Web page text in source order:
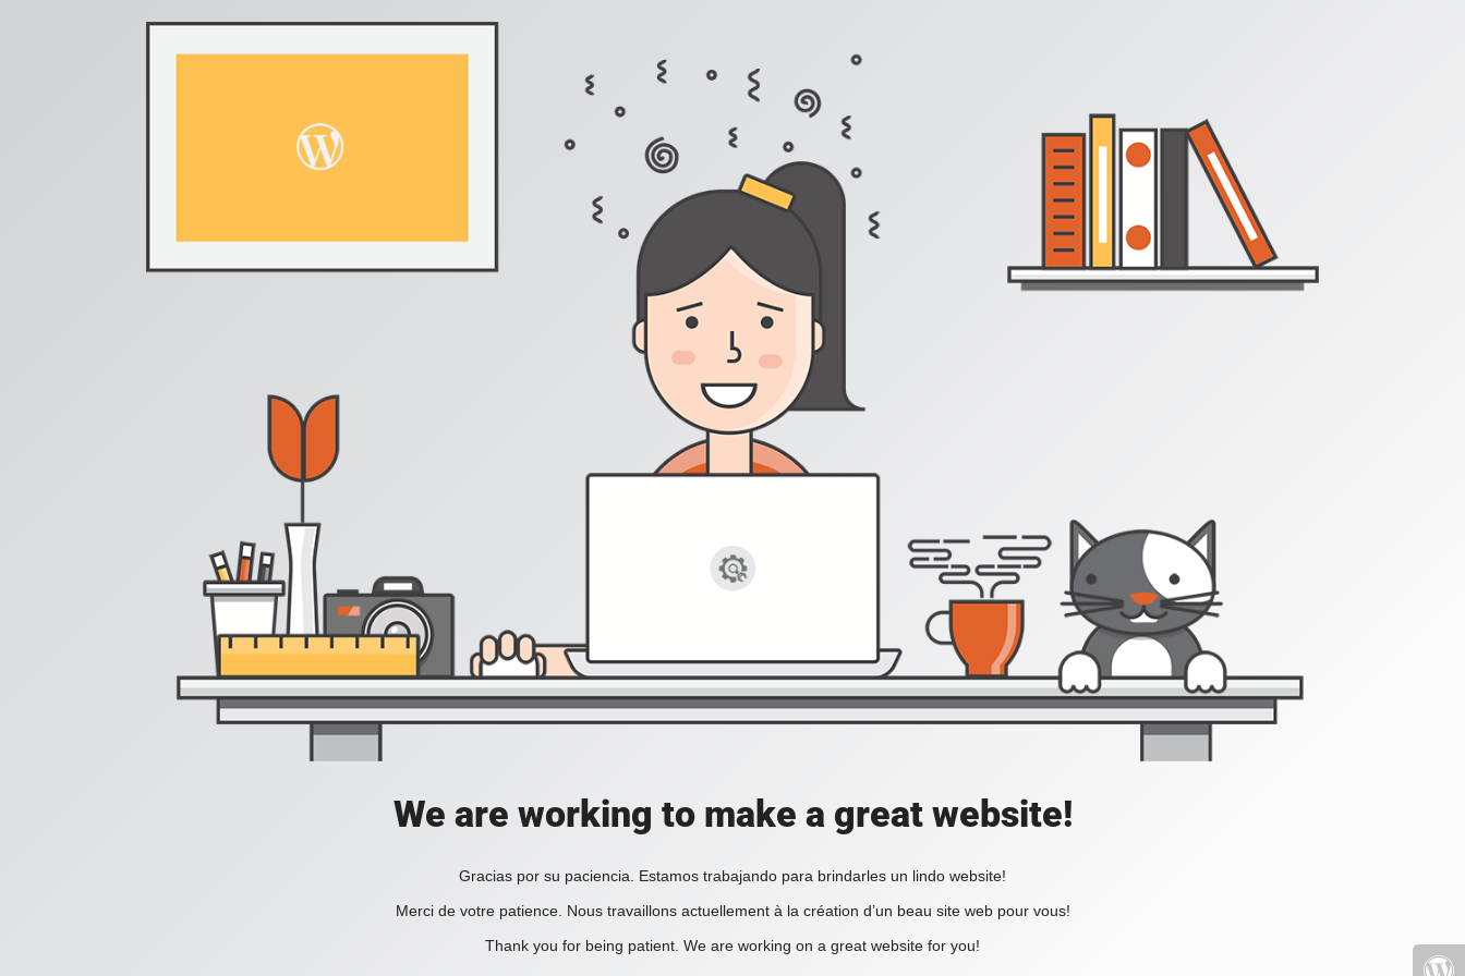
We are working to make a great website!
Gracias por su paciencia. Estamos trabajando para brindarles un lindo website!
Merci de votre patience. Nous travaillons actuellement à la création d’un beau site web pour vous!
Thank you for being patient. We are working on a great website for you!